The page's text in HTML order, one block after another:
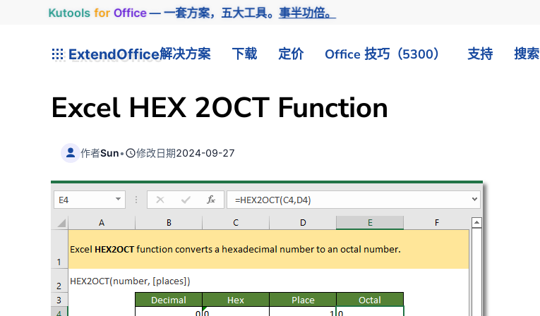
Kutools for Office— 一套方案，五大工具。事半功倍。
ExtendOffice解决方案 下载 定价 Office 技巧（5300） 支持 搜索
Excel HEX 2OCT Function
作者Sun• 修改日期2024-09-27